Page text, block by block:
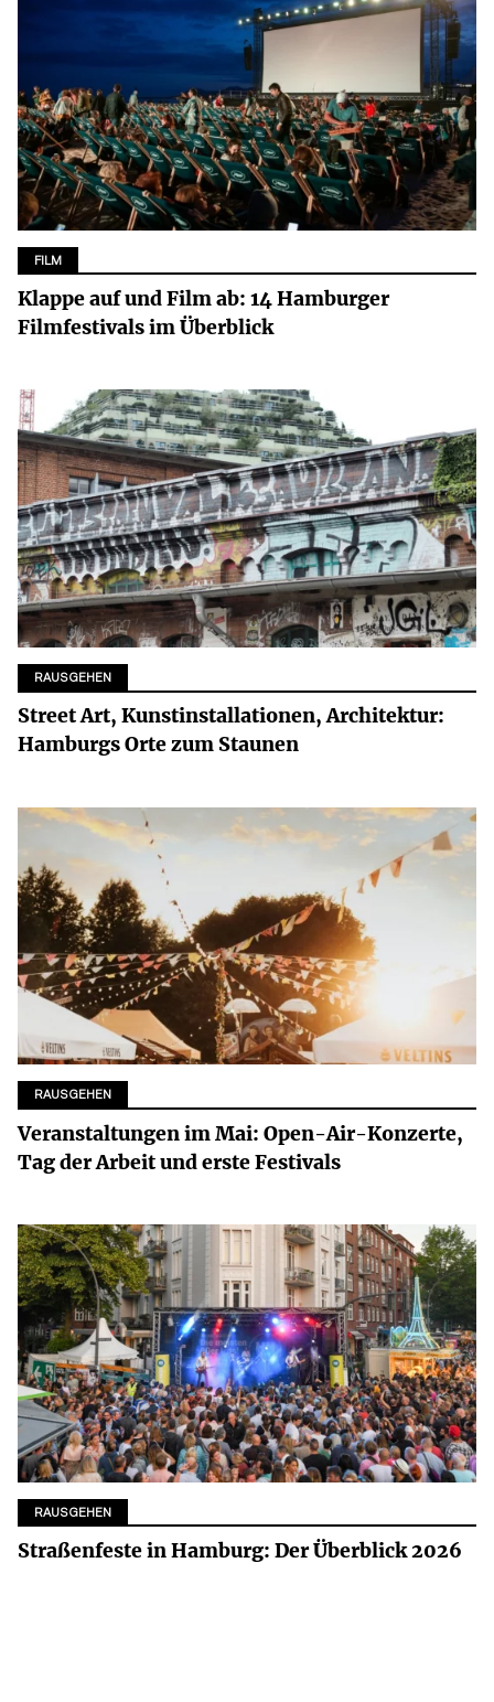
FILM
Klappe auf und Film ab: 14 Hamburger
Filmfestivals im Überblick
RAUSGEHEN
Street Art, Kunstinstallationen, Architektur:
Hamburgs Orte zum Staunen
RAUSGEHEN
Veranstaltungen im Mai: Open-Air-Konzerte,
Tag der Arbeit und erste Festivals
RAUSGEHEN
Straßenfeste in Hamburg: Der Überblick 2026